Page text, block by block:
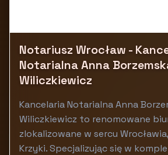
Notariusz Wrocław -
Notarialna Anna
Wiliczkiewicz
Kancelaria Notarialna Anna
Wiliczkiewicz to renomowane
zlokalizowane w sercu
Krzyki. Specjalizując się w